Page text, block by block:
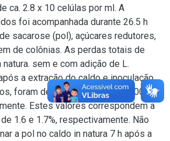
ca. 2.8 x 10 celúlas por ml. A
foi acompanhada durante 26.5 h
sacarose (pol), açúcares redutores,
de colônias. As perdas totais de
sem e com adição de L.
a extração do caldo e inoculação
foram de 0.20 e 0.24 kg por 100 kg
Estes valores correspondem a
1.6 e 1.7%, respectivamente. Não
a pol no caldo in natura 7 h após a